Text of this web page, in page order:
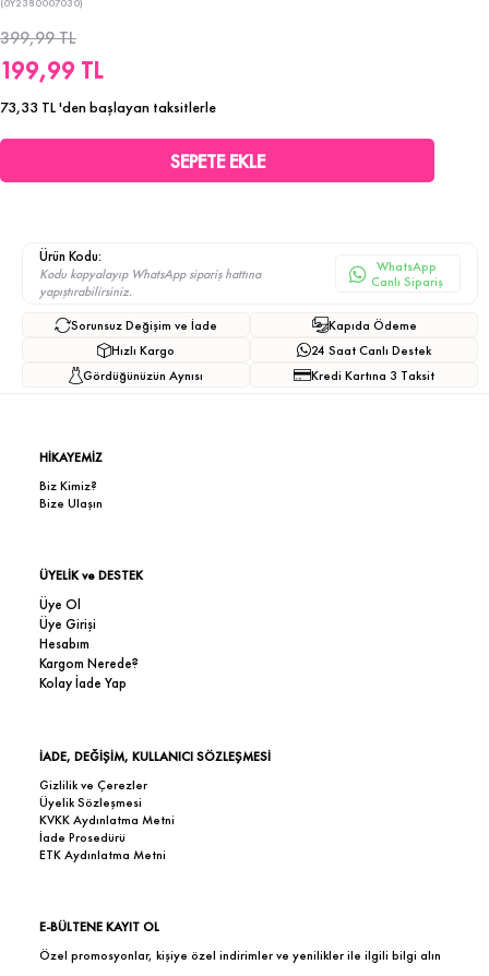
(0Y2380007030)
399,99 TL
199,99 TL
73,33 TL'den başlayan taksitlerle
Ürün Kodu:
Kodu kopyalayıp WhatsApp sipariş hattına
yapıştırabilirsiniz.
WhatsApp
Canlı Sipariş
Sorunsuz Değişim ve İade
Hızlı Kargo
Gördüğünüzün Aynısı
Kapıda Ödeme
24 Saat Canlı Destek
Kredi Kartına 3 Taksit
HİKAYEMİZ
Biz Kimiz?
Bize Ulaşın
ÜYELİK ve DESTEK
Üye Ol
Üye Girişi
Hesabım
Kargom Nerede?
Kolay İade Yap
İADE, DEĞİŞİM, KULLANICI SÖZLEŞMESİ
Gizlilik ve Çerezler
Üyelik Sözleşmesi
KVKK Aydınlatma Metni
İade Prosedürü
ETK Aydınlatma Metni
E-BÜLTENE KAYIT OL
Özel promosyonlar, kişiye özel indirimler ve yenilikler ile ilgili bilgi alın